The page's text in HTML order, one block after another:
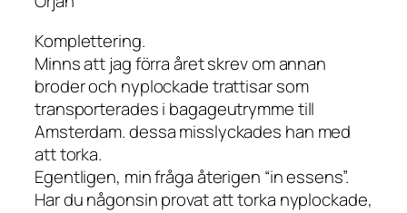
Komplettering.
Minns att jag förra året skrev om annan
broder och nyplockade trattisar som
transporterades i bagageutrymme till
Amsterdam. dessa misslyckades han med
att torka.
Egentligen, min fråga återigen “in essens”.
Har du någonsin provat att torka nyplockade,